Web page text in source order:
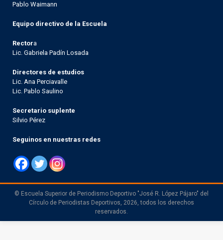
Pablo Waimann
Equipo directivo de la Escuela
Rectora
Lic. Gabriela Padín Losada
Directores de estudios
Lic. Ana Perciavalle
Lic. Pablo Saulino
Secretario suplente
Silvio Pérez
Seguinos en nuestras redes
© Escuela Superior de Periodismo Deportivo "José R. López Pájaro" del
Círculo de Periodistas Deportivos, 2026, todos los derechos
reservados.